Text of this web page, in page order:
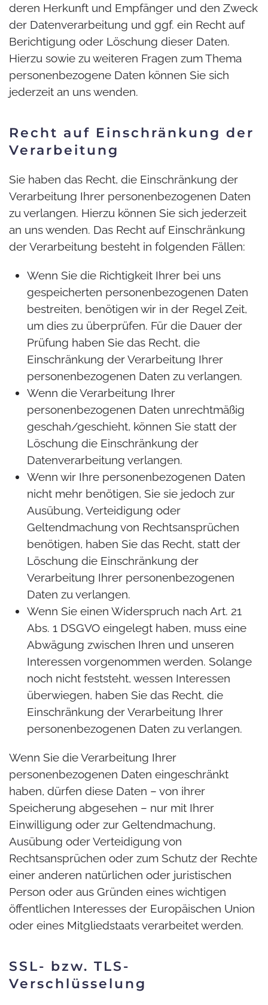
deren Herkunft und Empfänger und den Zweck
der Datenverarbeitung und ggf. ein Recht auf
Berichtigung oder Löschung dieser Daten.
Hierzu sowie zu weiteren Fragen zum Thema
personenbezogene Daten können Sie sich
jederzeit an uns wenden.
Recht auf Einschränkung der
Verarbeitung
Sie haben das Recht, die Einschränkung der
Verarbeitung Ihrer personenbezogenen Daten
zu verlangen. Hierzu können Sie sich jederzeit
an uns wenden. Das Recht auf Einschränkung
der Verarbeitung besteht in folgenden Fällen:
Wenn Sie die Richtigkeit Ihrer bei uns
gespeicherten personenbezogenen Daten
bestreiten, benötigen wir in der Regel Zeit,
um dies zu überprüfen. Für die Dauer der
Prüfung haben Sie das Recht, die
Einschränkung der Verarbeitung Ihrer
personenbezogenen Daten zu verlangen.
Wenn die Verarbeitung Ihrer
personenbezogenen Daten unrechtmäßig
geschah/geschieht, können Sie statt der
Löschung die Einschränkung der
Datenverarbeitung verlangen.
Wenn wir Ihre personenbezogenen Daten
nicht mehr benötigen, Sie sie jedoch zur
Ausübung, Verteidigung oder
Geltendmachung von Rechtsansprüchen
benötigen, haben Sie das Recht, statt der
Löschung die Einschränkung der
Verarbeitung Ihrer personenbezogenen
Daten zu verlangen.
Wenn Sie einen Widerspruch nach Art. 21
Abs. 1 DSGVO eingelegt haben, muss eine
Abwägung zwischen Ihren und unseren
Interessen vorgenommen werden. Solange
noch nicht feststeht, wessen Interessen
überwiegen, haben Sie das Recht, die
Einschränkung der Verarbeitung Ihrer
personenbezogenen Daten zu verlangen.
Wenn Sie die Verarbeitung Ihrer
personenbezogenen Daten eingeschränkt
haben, dürfen diese Daten – von ihrer
Speicherung abgesehen – nur mit Ihrer
Einwilligung oder zur Geltendmachung,
Ausübung oder Verteidigung von
Rechtsansprüchen oder zum Schutz der Rechte
einer anderen natürlichen oder juristischen
Person oder aus Gründen eines wichtigen
öffentlichen Interesses der Europäischen Union
oder eines Mitgliedstaats verarbeitet werden.
SSL- bzw. TLS-
Verschlüsselung